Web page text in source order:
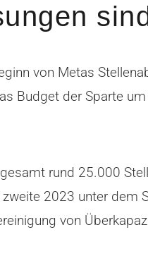
von Metas
Budget der Sparte um
rund 25.000
2023 unter dem
von